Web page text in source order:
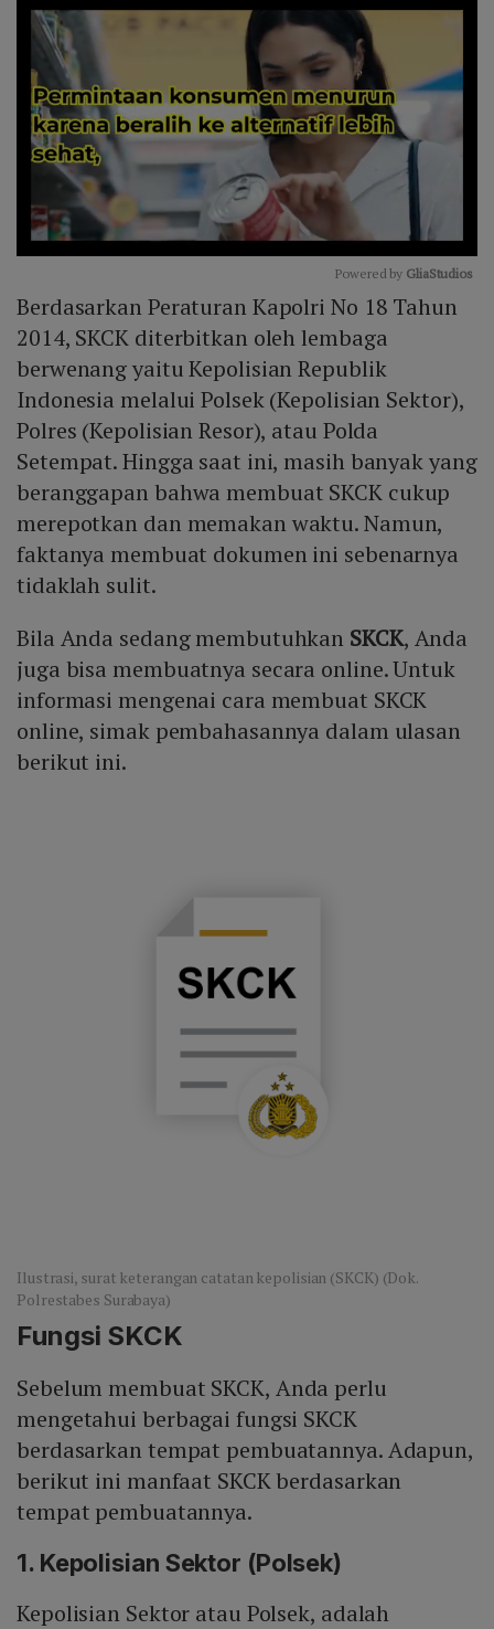
Mute
Powered by GliaStudios
Berdasarkan Peraturan Kapolri No 18 Tahun
2014, SKCK diterbitkan oleh lembaga
berwenang yaitu Kepolisian Republik
Indonesia melalui Polsek (Kepolisian Sektor),
Polres (Kepolisian Resor), atau Polda
Setempat. Hingga saat ini, masih banyak yang
beranggapan bahwa membuat SKCK cukup
merepotkan dan memakan waktu. Namun,
faktanya membuat dokumen ini sebenarnya
tidaklah sulit.
Bila Anda sedang membutuhkan SKCK, Anda
juga bisa membuatnya secara online. Untuk
informasi mengenai cara membuat SKCK
online, simak pembahasannya dalam ulasan
berikut ini.
Ilustrasi, surat keterangan catatan kepolisian (SKCK) (Dok.
Polrestabes Surabaya)
Fungsi SKCK
Sebelum membuat SKCK, Anda perlu
mengetahui berbagai fungsi SKCK
berdasarkan tempat pembuatannya. Adapun,
berikut ini manfaat SKCK berdasarkan
tempat pembuatannya.
1. Kepolisian Sektor (Polsek)
Kepolisian Sektor atau Polsek, adalah